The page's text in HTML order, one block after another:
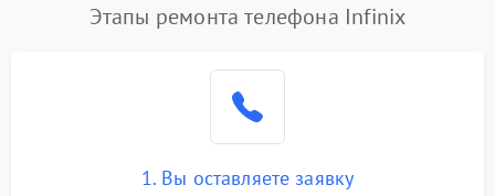
Не работает Face ID 4000 ₽ Подробнее →
Этапы ремонта телефона Infinix
1. Вы оставляете заявку